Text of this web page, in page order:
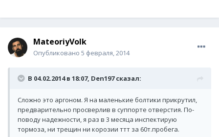
MateoriyVolk
Опубликовано 5 февраля, 2014
В 04.02.2014 в 18:07, Den197 сказал:
Сложно это аргоном. Я на маленькие болтики прикрутил,
предварительно просверлив в суппорте отверстия. По-
поводу надежности, я раз в 3 месяца инспектирую
тормоза, ни трещин ни корозии ттт за 60т.пробега.